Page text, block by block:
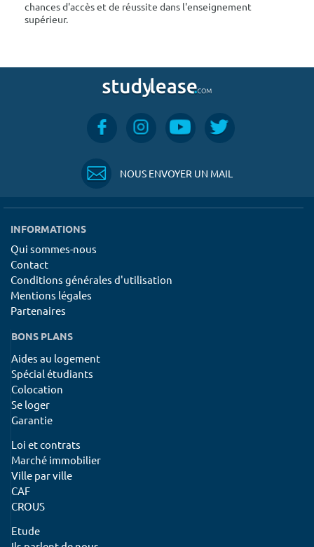
chances d'accès et de réussite dans l'enseignement
supérieur.
NOUS ENVOYER UN MAIL
INFORMATIONS
Qui sommes-nous
Contact
Conditions générales d'utilisation
Mentions légales
Partenaires
BONS PLANS
Aides au logement
Spécial étudiants
Colocation
Se loger
Garantie
Loi et contrats
Marché immobilier
Ville par ville
CAF
CROUS
Etude